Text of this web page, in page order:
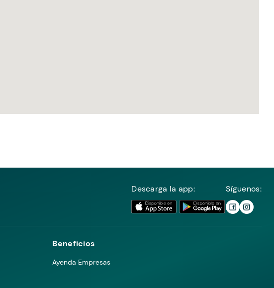
Descarga la app: Síguenos:
Beneficios
Ayenda Empresas